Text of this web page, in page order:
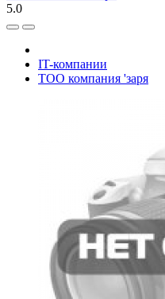
5.0
IT-компании
ТОО компания 'заря